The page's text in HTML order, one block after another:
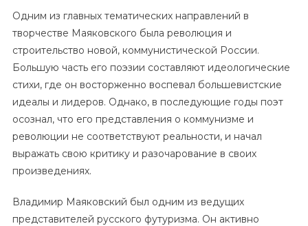
Одним из главных тематических направлений в
творчестве Маяковского была революция и
строительство новой, коммунистической России.
Большую часть его поэзии составляют идеологические
стихи, где он восторженно воспевал большевистские
идеалы и лидеров. Однако, в последующие годы поэт
осознал, что его представления о коммунизме и
революции не соответствуют реальности, и начал
выражать свою критику и разочарование в своих
произведениях.
Владимир Маяковский был одним из ведущих
представителей русского футуризма. Он активно